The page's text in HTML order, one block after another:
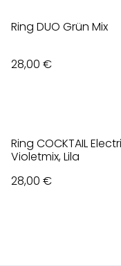
Ring DUO Grün Mix
28,00 €
Ring COCKTAIL
Violetmix, Lila
28,00 €